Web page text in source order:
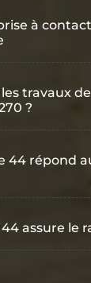
à
travaux
?
44 répond
assure le